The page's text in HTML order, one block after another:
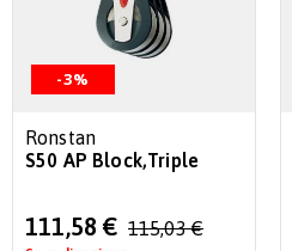
-3%
Ronstan
S50 AP Block,Triple
Special
Price
111,58 € 115,03 €